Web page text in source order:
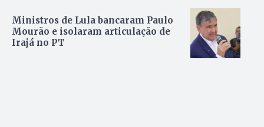
Ministros de Lula bancaram Paulo
Mourão e isolaram articulação de
Irajá no PT